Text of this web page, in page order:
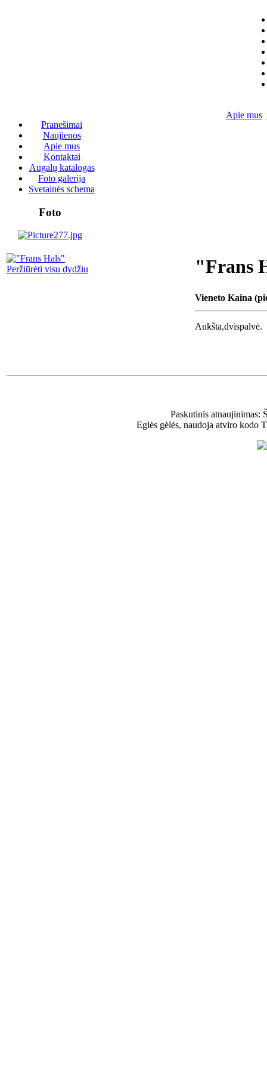
Pranešimai
Naujienos
Apie mus
Kontaktai
Augalų katalogas
Foto galerija
Svetainės schema
Foto
Apie mus
Peržiūrėti visu dydžiu "Frans
Vieneto Kaina
Aukšta,dvispalvė.
Paskutinis atnaujinimas:
Eglės gėlės, naudoja atviro kodo